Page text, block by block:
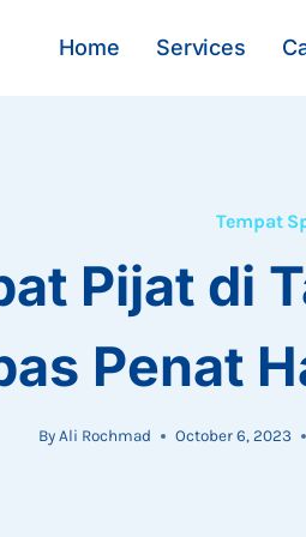
Home Services
Tempat
Pijat di
Penat
By Ali Rochmad October 6, 2023